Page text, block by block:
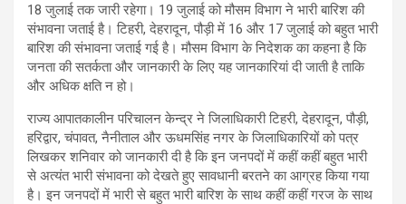
18 जुलाई तक जारी रहेगा। 19 जुलाई को मौसम विभाग ने भारी बारिश की
संभावना जताई है। टिहरी, देहरादून, पौड़ी में 16 और 17 जुलाई को बहुत भारी
बारिश की संभावना जताई गई है। मौसम विभाग के निदेशक का कहना है कि
जनता की सतर्कता और जानकारी के लिए यह जानकारियां दी जाती है ताकि
और अधिक क्षति न हो।
राज्य आपातकालीन परिचालन केन्द्र ने जिलाधिकारी टिहरी, देहरादून, पौड़ी,
हरिद्वार, चंपावत, नैनीताल और ऊधमसिंह नगर के जिलाधिकारियों को पत्र
लिखकर शनिवार को जानकारी दी है कि इन जनपदों में कहीं कहीं बहुत भारी
से अत्यंत भारी संभावना को देखते हुए सावधानी बरतने का आग्रह किया गया
है। इन जनपदों में भारी से बहुत भारी बारिश के साथ कहीं कहीं गरज के साथ